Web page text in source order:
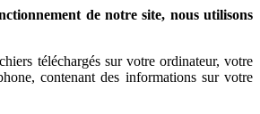
de notre site, nous utilisons
téléchargés sur votre ordinateur, votre
contenant des informations sur votre